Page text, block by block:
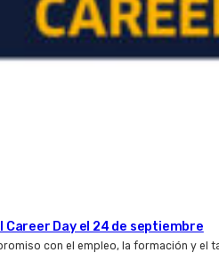
Day el 24 de septiembre
con el empleo, la formación y el